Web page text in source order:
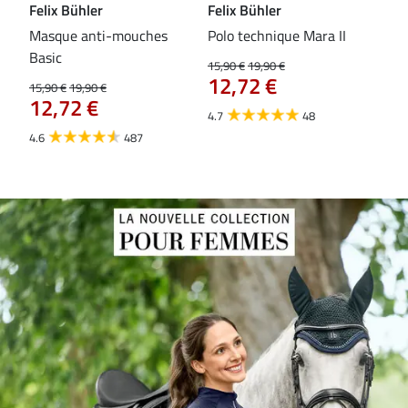
Felix Bühler
Masque anti-mouches
Basic
15,90 €19,90 €
12,72 €
4.6 487
Felix Bühler
Polo technique Mara II
15,90 €19,90 €
12,72 €
4.7 48